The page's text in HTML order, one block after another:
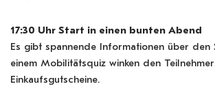
17:30 Uhr Start in einen bunten Abend
Es gibt spannende Informationen über
einem Mobilitätsquiz winken den
Einkaufsgutscheine.